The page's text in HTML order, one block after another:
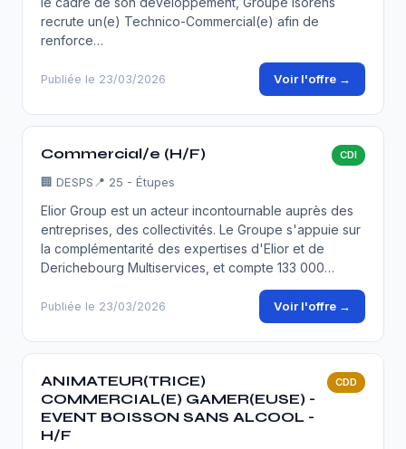
recrute un(e) Technico-Commercial(e) afin de
renforce…
Publiée le 23/03/2026 Voir l'offre →
Commercial/e (H/F) CDI
🏢 DESPS 📍 25 - Étupes
Elior Group est un acteur incontournable auprès des
entreprises, des collectivités. Le Groupe s'appuie sur
la complémentarité des expertises d'Elior et de
Derichebourg Multiservices, et compte 133 000…
Publiée le 23/03/2026 Voir l'offre →
ANIMATEUR(TRICE)
COMMERCIAL(E) GAMER(EUSE) -
EVENT BOISSON SANS ALCOOL -
H/F
CDD